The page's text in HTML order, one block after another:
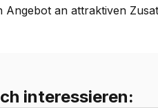
an attraktiven
interessieren: